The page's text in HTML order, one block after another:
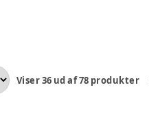
Viser36 ud af78 produkter